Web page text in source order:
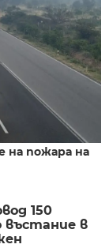
на пожара на
150
въстание в